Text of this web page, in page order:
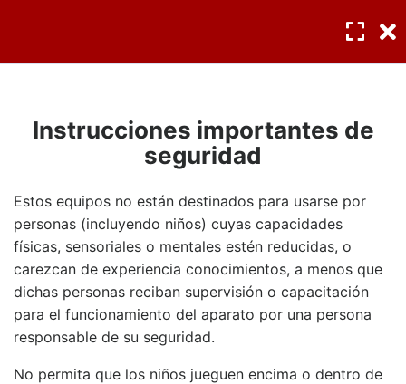
Lavadoras (Conocimientos
Básicos)
Instrucciones importantes de
Precauciones de seguridad
Cuestionario #1
10 Minuto
3 preguntas
Instalación
Instrucciones importantes de
seguridad
Estos equipos no están destinados para usarse por
personas (incluyendo niños) cuyas capacidades
físicas, sensoriales o mentales estén reducidas, o
carezcan de experiencia conocimientos, a menos que
dichas personas reciban supervisión o capacitación
para el funcionamiento del aparato por una persona
responsable de su seguridad.
No permita que los niños jueguen encima o dentro de